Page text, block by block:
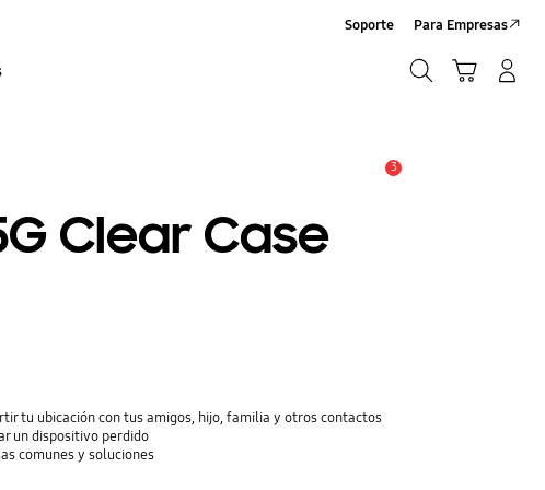
Soporte Para Empresas
3
Clear Case
tu ubicación con tus amigos, hijo, familia y otros contactos
un dispositivo perdido
comunes y soluciones